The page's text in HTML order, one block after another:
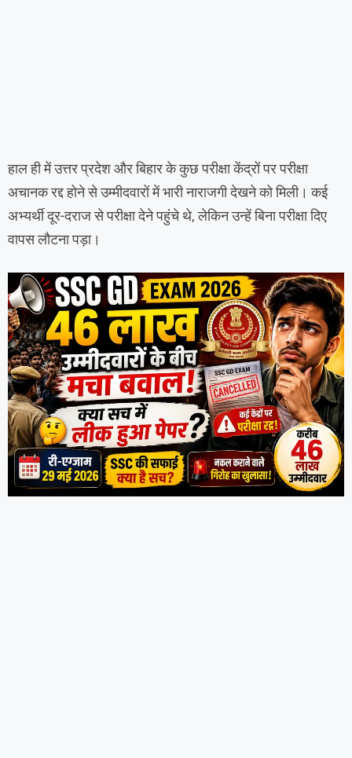
हाल ही में उत्तर प्रदेश और बिहार के कुछ परीक्षा केंद्रों पर परीक्षा
अचानक रद्द होने से उम्मीदवारों में भारी नाराजगी देखने को मिली। कई
अभ्यर्थी दूर-दराज से परीक्षा देने पहुंचे थे, लेकिन उन्हें बिना परीक्षा दिए
वापस लौटना पड़ा।